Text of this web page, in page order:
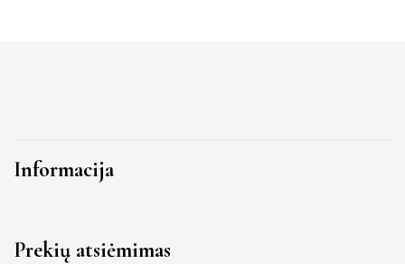
Informacija
Prekių atsiėmimas